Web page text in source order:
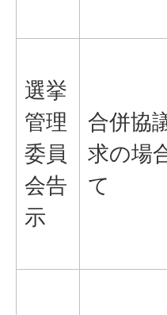
選挙
管理
委員
会告
示
合併協
求の場
て